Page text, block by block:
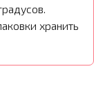
хранить